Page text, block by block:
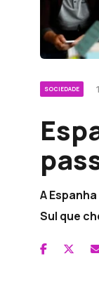
SOCIEDADE
A
Sul que